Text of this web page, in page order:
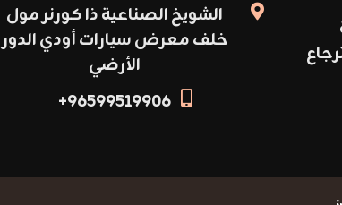
الشويخ الصناعية ذا كورنر مول
خلف معرض سيارات أودي الدور
الأرضي
96599519906+